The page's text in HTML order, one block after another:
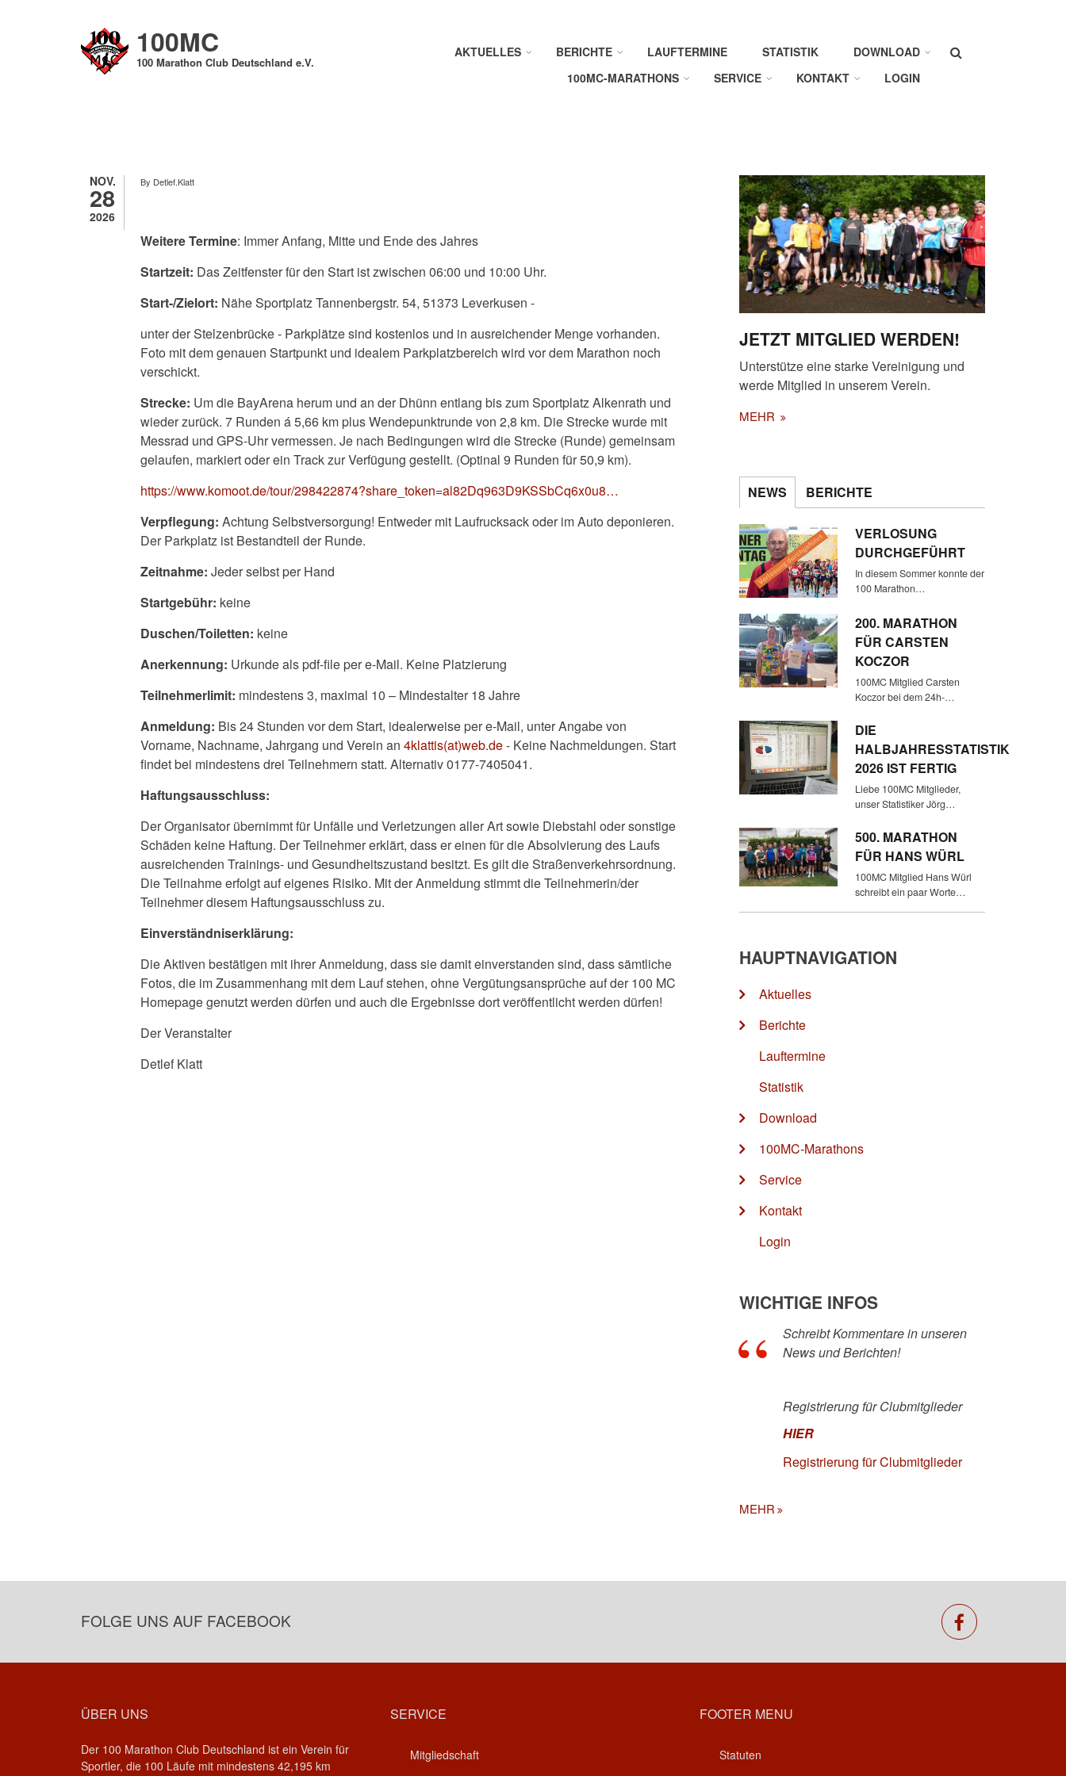
100MC
100 Marathon Club Deutschland e.V.
Suche
AKTUELLES BERICHTE LAUFTERMINE STATISTIK
DOWNLOAD
100MC-MARATHONS
SERVICE KONTAKT LOGIN
NOV.
28
2026
By Detlef.Klatt
Weitere Termine: Immer Anfang, Mitte und Ende des Jahres
Startzeit: Das Zeitfenster für den Start ist zwischen 06:00 und 10:00 Uhr.
Start-/Zielort: Nähe Sportplatz Tannenbergstr. 54, 51373 Leverkusen -
unter der Stelzenbrücke - Parkplätze sind kostenlos und in ausreichender Menge vorhanden.
Foto mit dem genauen Startpunkt und idealem Parkplatzbereich wird vor dem Marathon noch
verschickt.
Strecke: Um die BayArena herum und an der Dhünn entlang bis zum Sportplatz Alkenrath und
wieder zurück. 7 Runden á 5,66 km plus Wendepunktrunde von 2,8 km. Die Strecke wurde mit
Messrad und GPS-Uhr vermessen. Je nach Bedingungen wird die Strecke (Runde) gemeinsam
gelaufen, markiert oder ein Track zur Verfügung gestellt. (Optinal 9 Runden für 50,9 km).
https://www.komoot.de/tour/298422874?share_token=al82Dq963D9KSSbCq6x0u8…
Verpflegung: Achtung Selbstversorgung! Entweder mit Laufrucksack oder im Auto deponieren.
Der Parkplatz ist Bestandteil der Runde.
Zeitnahme: Jeder selbst per Hand
Startgebühr: keine
Duschen/Toiletten: keine
Anerkennung: Urkunde als pdf-file per e-Mail. Keine Platzierung
Teilnehmerlimit: mindestens 3, maximal 10 – Mindestalter 18 Jahre
Anmeldung: Bis 24 Stunden vor dem Start, idealerweise per e-Mail, unter Angabe von
Vorname, Nachname, Jahrgang und Verein an 4klattis(at)web.de- Keine Nachmeldungen. Start
findet bei mindestens drei Teilnehmern statt. Alternativ 0177-7405041.
Haftungsausschluss:
Der Organisator übernimmt für Unfälle und Verletzungen aller Art sowie Diebstahl oder sonstige
Schäden keine Haftung. Der Teilnehmer erklärt, dass er einen für die Absolvierung des Laufs
ausreichenden Trainings- und Gesundheitszustand besitzt. Es gilt die Straßenverkehrsordnung.
Die Teilnahme erfolgt auf eigenes Risiko. Mit der Anmeldung stimmt die Teilnehmerin/der
Teilnehmer diesem Haftungsausschluss zu.
Einverständniserklärung:
Die Aktiven bestätigen mit ihrer Anmeldung, dass sie damit einverstanden sind, dass sämtliche
Fotos, die im Zusammenhang mit dem Lauf stehen, ohne Vergütungsansprüche auf der 100 MC
Homepage genutzt werden dürfen und auch die Ergebnisse dort veröffentlicht werden dürfen!
Der Veranstalter
Detlef Klatt
JETZT MITGLIED WERDEN!
Unterstütze eine starke Vereinigung und
werde Mitglied in unserem Verein.
MEHR
NEWS BERICHTE
VERLOSUNG
DURCHGEFÜHRT
In diesem Sommer konnte der
100 Marathon…
200. MARATHON
FÜR CARSTEN
KOCZOR
100MC Mitglied Carsten
Koczor bei dem 24h-…
DIE
HALBJAHRESSTATISTIK
2026 IST FERTIG
Liebe 100MC Mitglieder,
unser Statistiker Jörg…
500. MARATHON
FÜR HANS WÜRL
100MC Mitglied Hans Würl
schreibt ein paar Worte…
HAUPTNAVIGATION
Aktuelles
Berichte
Lauftermine
Statistik
Download
100MC-Marathons
Service
Kontakt
Login
WICHTIGE INFOS
Schreibt Kommentare in unseren
News und Berichten!
Registrierung für Clubmitglieder
HIER
Registrierung für Clubmitglieder
MEHR
FOLGE UNS AUF FACEBOOK facebook
ÜBER UNS
Der 100 Marathon Club Deutschland ist ein Verein für
Sportler, die 100 Läufe mit mindestens 42,195 km
SERVICE
Mitgliedschaft
FOOTER MENU
Statuten